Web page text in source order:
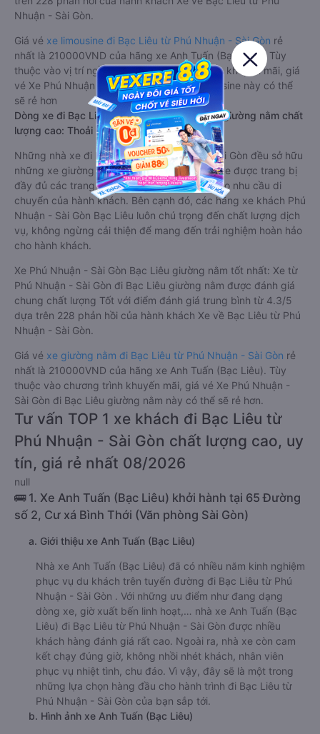
Nhuận - Sài Gòn.
Giá vé xe limousine đi Bạc Liêu từ Phú Nhuận - Sài Gòn rẻ
nhất là 210000VND của hãng xe Anh Tuấn (Bạc Liêu). Tùy
thuộc vào vị trí ngồi của bạn và chương trình khuyến mãi, giá
vé Xe Phú Nhuận - Sài Gòn đi Bạc Liêu limousine này có thể
sẽ rẻ hơn
Dòng xe đi Bạc Liêu từ Phú Nhuận - Sài Gòn giường nằm chất
lượng cao: Thoải mái, giá cả tốt nhất
Những nhà xe đi Bạc Liêu từ Phú Nhuận - Sài Gòn đều sở hữu
những xe giường nằm chất lượng cao. Trên xe được trang bị
đầy đủ các trang thiết bị hiện đại phục vụ cho nhu cầu di
chuyển của hành khách. Bên cạnh đó, các hãng xe khách Phú
Nhuận - Sài Gòn Bạc Liêu luôn chú trọng đến chất lượng dịch
vụ, không ngừng cải thiện để mang đến trải nghiệm hoàn hảo
cho hành khách.
Xe Phú Nhuận - Sài Gòn Bạc Liêu giường nằm tốt nhất: Xe từ
Phú Nhuận - Sài Gòn đi Bạc Liêu giường nằm được đánh giá
chung chất lượng Tốt với điểm đánh giá trung bình từ 4.3/5
dựa trên 228 phản hồi của hành khách Xe về Bạc Liêu từ Phú
Nhuận - Sài Gòn.
Giá vé xe giường nằm đi Bạc Liêu từ Phú Nhuận - Sài Gòn rẻ
nhất là 210000VND của hãng xe Anh Tuấn (Bạc Liêu). Tùy
thuộc vào chương trình khuyến mãi, giá vé Xe Phú Nhuận -
Sài Gòn đi Bạc Liêu giường nằm này có thể sẽ rẻ hơn.
Tư vấn TOP 1 xe khách đi Bạc Liêu từ
Phú Nhuận - Sài Gòn chất lượng cao, uy
tín, giá rẻ nhất 08/2026
null
🚌 1. Xe Anh Tuấn (Bạc Liêu) khởi hành tại 65 Đường
số 2, Cư xá Bình Thới (Văn phòng Sài Gòn)
a. Giới thiệu xe Anh Tuấn (Bạc Liêu)
Nhà xe Anh Tuấn (Bạc Liêu) đã có nhiều năm kinh nghiệm
phục vụ du khách trên tuyến đường đi Bạc Liêu từ Phú
Nhuận - Sài Gòn . Với những ưu điểm như đang dạng
dòng xe, giờ xuất bến linh hoạt,… nhà xe Anh Tuấn (Bạc
Liêu) đi Bạc Liêu từ Phú Nhuận - Sài Gòn được nhiều
khách hàng đánh giá rất cao. Ngoài ra, nhà xe còn cam
kết chạy đúng giờ, không nhồi nhét khách, nhân viên
phục vụ nhiệt tình, chu đáo. Vì vậy, đây sẽ là một trong
những lựa chọn hàng đầu cho hành trình đi Bạc Liêu từ
Phú Nhuận - Sài Gòn của bạn sắp tới.
b. Hình ảnh xe Anh Tuấn (Bạc Liêu)